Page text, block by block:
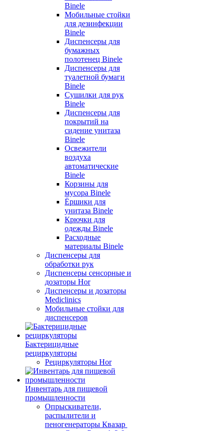
Binele
Мобильные стойки
для дезинфекции
Binele
Диспенсеры для
бумажных
полотенец Binele
Диспенсеры для
туалетной бумаги
Binele
Сушилки для рук
Binele
Диспенсеры для
покрытий на
сидение унитаза
Binele
Освежители
воздуха
автоматические
Binele
Корзины для
мусора Binele
Ёршики для
унитаза Binele
Крючки для
одежды Binele
Расходные
материалы Binele
Диспенсеры для
обработки рук
Диспенсеры сенсорные и
дозаторы Hor
Диспенсеры и дозаторы
Mediclinics
Мобильные стойки для
диспенсеров
Бактерицидные
рециркуляторы
Рециркуляторы Hor
Инвентарь для пищевой
промышленности
Опрыскиватели,
распылители и
пеногенераторы Квазар